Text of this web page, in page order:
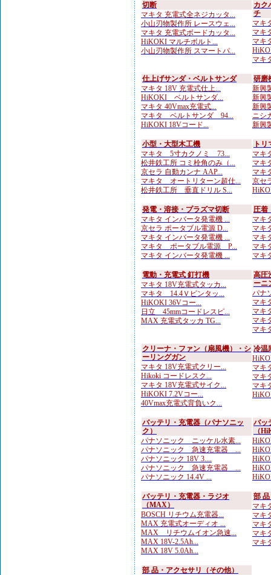
切断
マキタ 充電式全ネジカッタ...
小山刃物製作所 レースウェ...
マキタ 充電式ボードカッタ...
HiKOKI マルチボルト...
小山刃物製作所 スマートパ...
カク
チ
マキ
マキ
マキ
マキ
仕上げサンダ・ベルトサンダ
マキタ 18V 充電式仕上...
HiKOKI ベルトサンダ...
マキタ 40Vmax充電式...
マキタ ベルトサンダ 94...
HiKOKI 18Vコード...
研磨
新興
新興
新興
ニシ
新興
小型・大型木工機
マキタ 5寸カクノミ 73...
松井鉄工所 コミ栓角のみ（...
京セラ 自動カンナ AAP...
マキタ オートリターン超仕...
松井鉄工所 垂直ドリル S...
ト
マキ
マキ
マキ
京セ
発電・溶接・プラズマ切断
マキタ インバータ発電機 ...
京セラ ポータブル電源 D...
マキタ インバータ発電機 ...
マキタ ポータブル電源 P...
マキタ インバータ発電機 ...
圧着
マキ
マキ
マキ
マキ
マキ
電動・充電式 釘打機
マキタ 18V充電式タッカ...
マキタ 14.4Ｖピンタッ...
HiKOKI 36Vコー...
日立 45mmコードレスピ...
MAX 充電式タッカ TG...
高圧
ーニ
パナ
マキ
マキ
マキ
マキ
クリーナ・ファン（扇風機）・シ
ーリングガン
マキタ 18V充電式クリー...
Hikoki コードレスク...
マキタ 18V充電式サイク...
HiKOKI 7.2Vコー...
40Vmax充電式背負いク...
冷温
マキ
マキ
マキ
バッテリ・充電器（パナソニッ
ク）
パナソニック ニッケル水素...
パナソニック 急速充電器 ...
パナソニック 18V 3....
パナソニック 急速充電器 ...
パナソニック 14.4V ...
バッ
（
バッテリ・充電器・ラジオ
（MAX）
BOSCH リチウム充電器...
MAX 充電式オーディオ ...
MAX リチウムイオン急速...
MAX 18V-2.5Ah...
MAX 18V 5.0Ah...
部
マキ
マキ
マキ
マキ
マキ
部 品・アクセサリ（その他）